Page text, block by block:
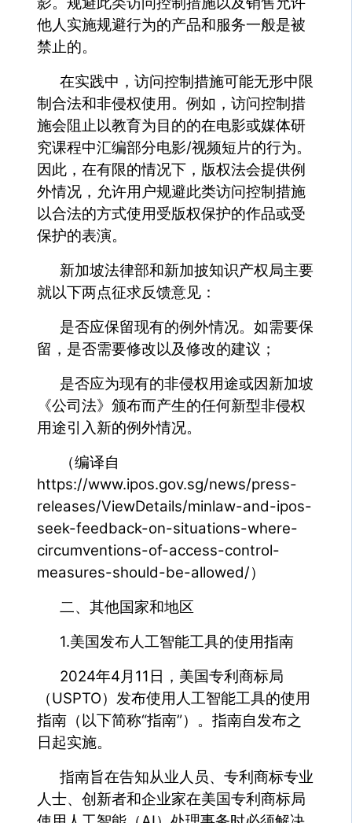
他人实施规避行为的产品和服务一般是被
禁止的。
在实践中，访问控制措施可能无形中限
制合法和非侵权使用。例如，访问控制措
施会阻止以教育为目的的在电影或媒体研
究课程中汇编部分电影/视频短片的行为。
因此，在有限的情况下，版权法会提供例
外情况，允许用户规避此类访问控制措施
以合法的方式使用受版权保护的作品或受
保护的表演。
新加坡法律部和新加披知识产权局主要
就以下两点征求反馈意见：
是否应保留现有的例外情况。如需要保
留，是否需要修改以及修改的建议；
是否应为现有的非侵权用途或因新加坡
《公司法》颁布而产生的任何新型非侵权
用途引入新的例外情况。
（编译自
https://www.ipos.gov.sg/news/press-
releases/ViewDetails/minlaw-and-ipos-
seek-feedback-on-situations-where-
circumventions-of-access-control-
measures-should-be-allowed/）
二、其他国家和地区
1.美国发布人工智能工具的使用指南
2024年4月11日，美国专利商标局
（USPTO）发布使用人工智能工具的使用
指南（以下简称“指南”）。指南自发布之
日起实施。
指南旨在告知从业人员、专利商标专业
人士、创新者和企业家在美国专利商标局